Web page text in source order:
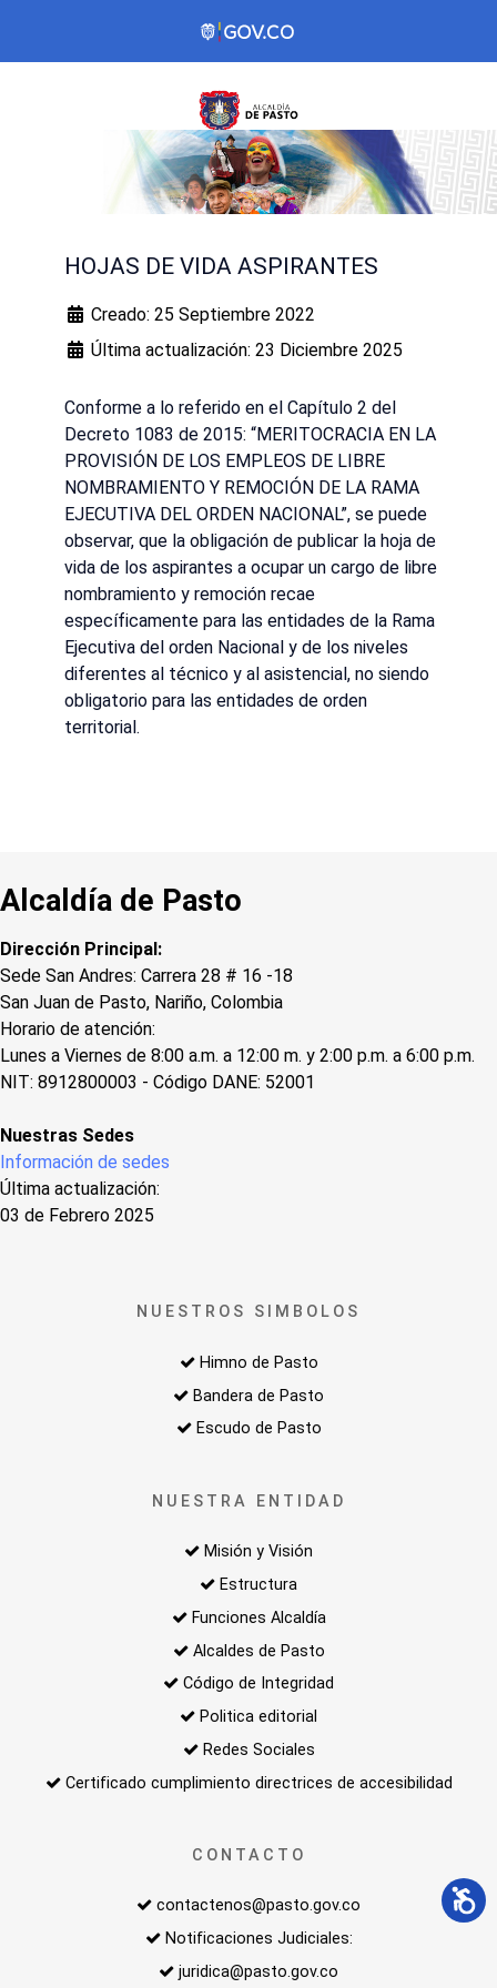
HOJAS DE VIDA ASPIRANTES
Creado: 25 Septiembre 2022
Última actualización: 23 Diciembre 2025
Conforme a lo referido en el Capítulo 2 del
Decreto 1083 de 2015: “MERITOCRACIA EN LA
PROVISIÓN DE LOS EMPLEOS DE LIBRE
NOMBRAMIENTO Y REMOCIÓN DE LA RAMA
EJECUTIVA DEL ORDEN NACIONAL”, se puede
observar, que la obligación de publicar la hoja de
vida de los aspirantes a ocupar un cargo de libre
nombramiento y remoción recae
específicamente para las entidades de la Rama
Ejecutiva del orden Nacional y de los niveles
diferentes al técnico y al asistencial, no siendo
obligatorio para las entidades de orden
territorial.
Alcaldía de Pasto
Dirección Principal:
Sede San Andres: Carrera 28 # 16 -18
San Juan de Pasto, Nariño, Colombia
Horario de atención:
Lunes a Viernes de 8:00 a.m. a 12:00 m. y 2:00 p.m. a 6:00 p.m.
NIT: 8912800003 - Código DANE: 52001
Nuestras Sedes
Información de sedes
Última actualización:
03 de Febrero 2025
NUESTROS SIMBOLOS
Himno de Pasto
Bandera de Pasto
Escudo de Pasto
NUESTRA ENTIDAD
Misión y Visión
Estructura
Funciones Alcaldía
Alcaldes de Pasto
Código de Integridad
Politica editorial
Redes Sociales
Certificado cumplimiento directrices de accesibilidad
CONTACTO
contactenos@pasto.gov.co
Notificaciones Judiciales:
juridica@pasto.gov.co